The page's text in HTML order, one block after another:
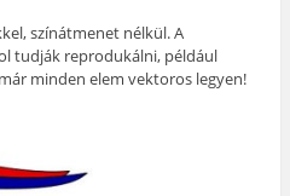
színátmenet nélkül. A
tudják reprodukálni, például
minden elem vektoros legyen!